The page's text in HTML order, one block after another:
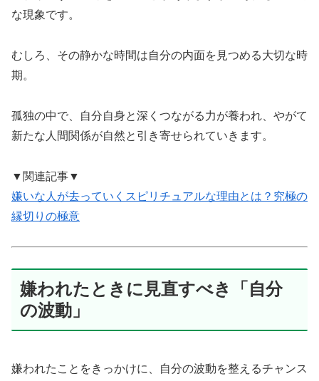
な現象です。
むしろ、その静かな時間は自分の内面を見つめる大切な時
期。
孤独の中で、自分自身と深くつながる力が養われ、やがて
新たな人間関係が自然と引き寄せられていきます。
▼関連記事▼
嫌いな人が去っていくスピリチュアルな理由とは？究極の
縁切りの極意
嫌われたときに見直すべき「自分
の波動」
嫌われたことをきっかけに、自分の波動を整えるチャンス